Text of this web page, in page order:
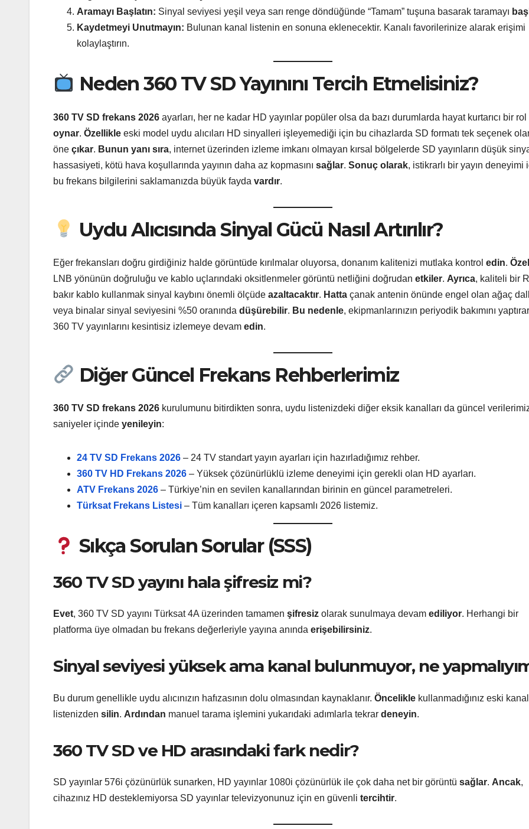
Aramayı Başlatın: Sinyal seviyesi yeşil veya sarı renge döndüğünde “Tamam” tuşuna basarak taramayı
Kaydetmeyi Unutmayın: Bulunan kanal listenin en sonuna eklenecektir. Kanalı favorilerinize alarak erişimi
kolaylaştırın.
Neden 360 TV SD Yayınını Tercih Etmelisiniz?
360 TV SD frekans 2026 ayarları, her ne kadar HD yayınlar popüler olsa da bazı durumlarda hayat kurtarıcı bir rol
oynar. Özellikle eski model uydu alıcıları HD sinyalleri işleyemediği için bu cihazlarda SD formatı tek seçenek
öne çıkar. Bunun yanı sıra, internet üzerinden izleme imkanı olmayan kırsal bölgelerde SD yayınların düşük
hassasiyeti, kötü hava koşullarında yayının daha az kopmasını sağlar. Sonuç olarak, istikrarlı bir yayın deneyimi
bu frekans bilgilerini saklamanızda büyük fayda vardır.
Uydu Alıcısında Sinyal Gücü Nasıl Artırılır?
Eğer frekansları doğru girdiğiniz halde görüntüde kırılmalar oluyorsa, donanım kalitenizi mutlaka kontrol edin.
LNB yönünün doğruluğu ve kablo uçlarındaki oksitlenmeler görüntü netliğini doğrudan etkiler. Ayrıca, kaliteli bir
bakır kablo kullanmak sinyal kaybını önemli ölçüde azaltacaktır. Hatta çanak antenin önünde engel olan ağaç
veya binalar sinyal seviyesini %50 oranında düşürebilir. Bu nedenle, ekipmanlarınızın periyodik bakımını
360 TV yayınlarını kesintisiz izlemeye devam edin.
Diğer Güncel Frekans Rehberlerimiz
360 TV SD frekans 2026 kurulumunu bitirdikten sonra, uydu listenizdeki diğer eksik kanalları da güncel
saniyeler içinde yenileyin:
24 TV SD Frekans 2026 – 24 TV standart yayın ayarları için hazırladığımız rehber.
360 TV HD Frekans 2026 – Yüksek çözünürlüklü izleme deneyimi için gerekli olan HD ayarları.
ATV Frekans 2026 – Türkiye’nin en sevilen kanallarından birinin en güncel parametreleri.
Türksat Frekans Listesi – Tüm kanalları içeren kapsamlı 2026 listemiz.
Sıkça Sorulan Sorular (SSS)
360 TV SD yayını hala şifresiz mi?
Evet, 360 TV SD yayını Türksat 4A üzerinden tamamen şifresiz olarak sunulmaya devam ediliyor. Herhangi bir
platforma üye olmadan bu frekans değerleriyle yayına anında erişebilirsiniz.
Sinyal seviyesi yüksek ama kanal bulunmuyor, ne
Bu durum genellikle uydu alıcınızın hafızasının dolu olmasından kaynaklanır. Öncelikle kullanmadığınız eski
listenizden silin. Ardından manuel tarama işlemini yukarıdaki adımlarla tekrar deneyin.
360 TV SD ve HD arasındaki fark nedir?
SD yayınlar 576i çözünürlük sunarken, HD yayınlar 1080i çözünürlük ile çok daha net bir görüntü sağlar. Ancak,
cihazınız HD desteklemiyorsa SD yayınlar televizyonunuz için en güvenli tercihtir.